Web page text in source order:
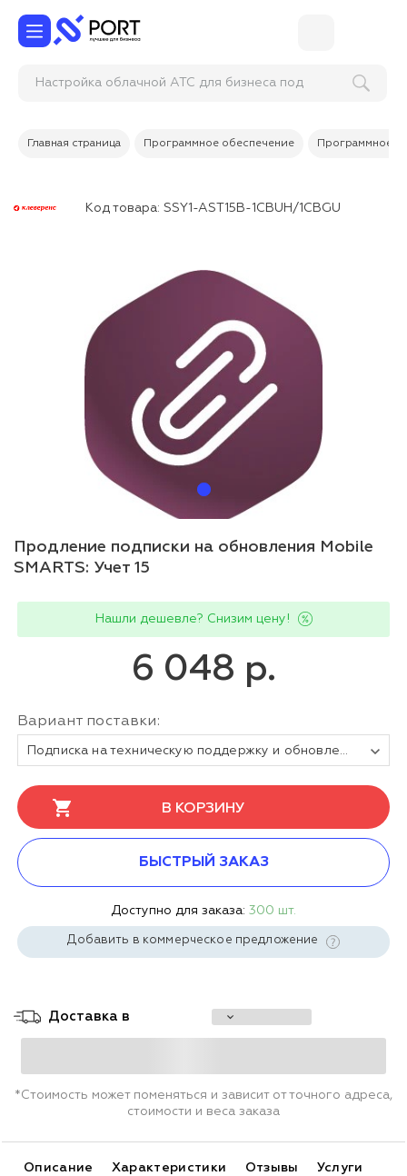
Настройка облачной АТС для бизне
Главная страница Программное обеспечение Программное
Код товара: SSY1-AST15B-1CBUH/1CBGU
Продление подписки на обновления Mobile
SMARTS: Учет 15
Нашли дешевле? Снизим цену!
6 048 р.
Вариант поставки:
Подписка на техническую поддержку и обновления Mobile SMARTS Учёт 15 Бухгалтерия для «1С:БП» / «1С: БГУ» на 1 год
В КОРЗИНУ
БЫСТРЫЙ ЗАКАЗ
Доступно для заказа: 300 шт.
Добавить в коммерческое предложение
Доставка в
*Стоимость может поменяться и зависит от точного адреса,
стоимости и веса заказа
Описание Характеристики Отзывы Услуги